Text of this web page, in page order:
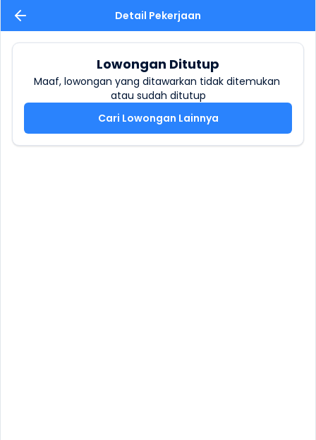
Detail Pekerjaan
Lowongan Ditutup
Maaf, lowongan yang ditawarkan tidak ditemukan
atau sudah ditutup
Cari Lowongan Lainnya